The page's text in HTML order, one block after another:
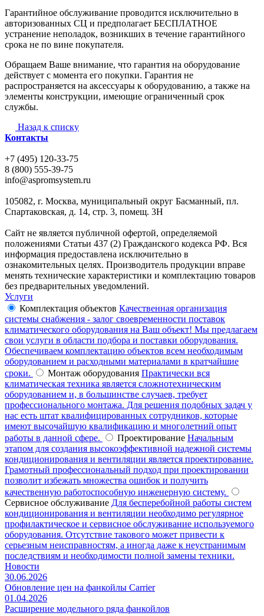
Гарантийное обслуживание проводится исключительно в
авторизованных СЦ и предполагает БЕСПЛАТНОЕ
устранение неполадок, возникших в течение гарантийного
срока не по вине покупателя.
Обращаем Ваше внимание, что гарантия на оборудование
действует с момента его покупки. Гарантия не
распространяется на аксессуары к оборудованию, а также на
элементы конструкции, имеющие ограниченный срок
службы.
Назад к списку
Контакты
+7 (495) 120-33-75
8 (800) 555-39-75
info@aspromsystem.ru
105082, г. Москва, муниципальный округ Басманный, пл.
Спартаковская, д. 14, стр. 3, помещ. 3Н
Сайт не является публичной офертой, определяемой
положениями Статьи 437 (2) Гражданского кодекса РФ. Вся
информация предоставлена исключительно в
ознакомительных целях. Производитель продукции вправе
менять технические характеристики и комплектацию товаров
без предварительных уведомлений.
Услуги
Комплектация объектов Качественная организация
системы снабжения - залог своевременности поставок
климатического оборудования на Ваш объект! Мы предлагаем
свои услуги в области подбора и поставки оборудования.
Обеспечиваем комплектацию объектов всем необходимым
оборудованием и расходными материалами в кратчайшие
сроки.
Монтаж оборудования Практически вся
климатическая техника является сложнотехническим
оборудованием и, в большинстве случаев, требует
профессионального монтажа. Для решения подобных задач у
нас есть штат квалифицированных сотрудников, которые
имеют высочайшую квалификацию и многолетний опыт
работы в данной сфере.
Проектирование Начальным
этапом для создания высокоэффективной надежной системы
кондиционирования и вентиляции является проектирование.
Грамотный профессиональный подход при проектировании
позволит избежать множества ошибок и получить
качественную работоспособную инженерную систему.
Сервисное обслуживание Для бесперебойной работы систем
кондиционирования и вентиляции необходимо регулярное
профилактическое и сервисное обслуживание используемого
оборудования. Отсутствие такового может привести к
серьезным неисправностям, а иногда даже к неустранимым
последствиям и необходимости полной замены техники.
Новости
30.06.2026
Обновление цен на фанкойлы Carrier
01.04.2026
Расширение модельного ряда фанкойлов